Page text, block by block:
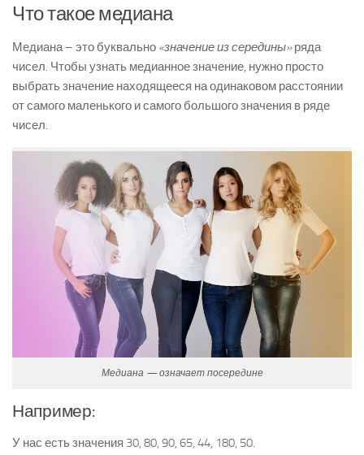
Что такое медиана
Медиана – это буквально «значение из середины»ряда
чисел. Чтобы узнать медианное значение, нужно просто
выбрать значение находящееся на одинаковом расстоянии
от самого маленького и самого большого значения в ряде
чисел.
Медиана — означает посередине
Например:
У нас есть значения 30, 80, 90, 65, 44, 180, 50.